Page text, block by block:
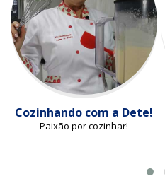
Cozinhando com a Dete!
Paixão por cozinhar!